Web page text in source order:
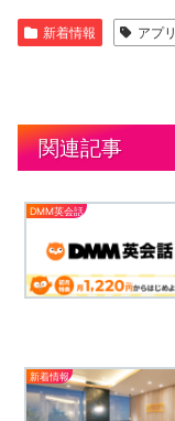
新着情報 アプリ
関連記事
DMM英会話
新着情報